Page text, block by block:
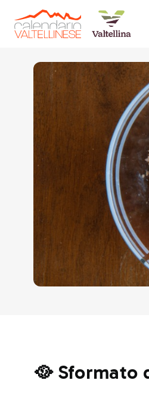
Torna indietro
🥘 Sformato